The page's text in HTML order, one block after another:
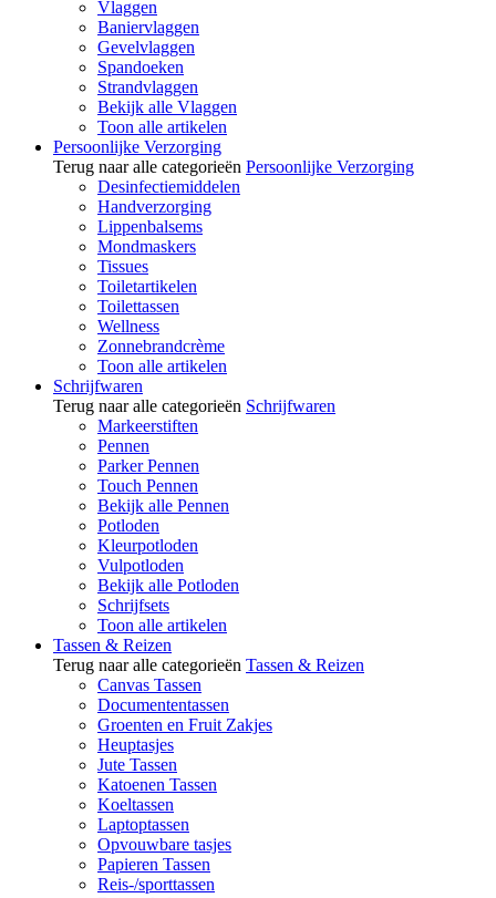
Vlaggen
Baniervlaggen
Gevelvlaggen
Spandoeken
Strandvlaggen
Bekijk alle Vlaggen
Toon alle artikelen
Persoonlijke Verzorging
Terug naar alle categorieën Persoonlijke Verzorging
Desinfectiemiddelen
Handverzorging
Lippenbalsems
Mondmaskers
Tissues
Toiletartikelen
Toilettassen
Wellness
Zonnebrandcrème
Toon alle artikelen
Schrijfwaren
Terug naar alle categorieën Schrijfwaren
Markeerstiften
Pennen
Parker Pennen
Touch Pennen
Bekijk alle Pennen
Potloden
Kleurpotloden
Vulpotloden
Bekijk alle Potloden
Schrijfsets
Toon alle artikelen
Tassen & Reizen
Terug naar alle categorieën Tassen & Reizen
Canvas Tassen
Documententassen
Groenten en Fruit Zakjes
Heuptasjes
Jute Tassen
Katoenen Tassen
Koeltassen
Laptoptassen
Opvouwbare tasjes
Papieren Tassen
Reis-/sporttassen